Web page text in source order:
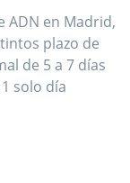
en Madrid,
plazo de
de 5 a 7 días
solo día